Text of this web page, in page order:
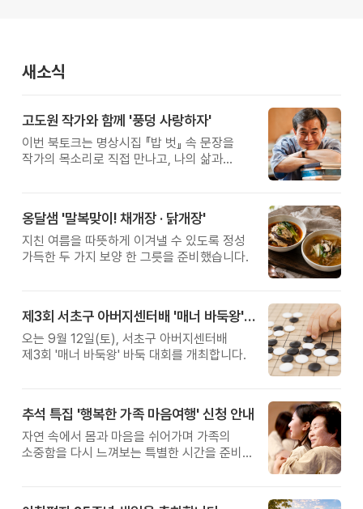
새소식
고도원 작가와 함께 '풍덩 사랑하자'
이번 북토크는 명상시집 『밥 벗』 속 문장을
작가의 목소리로 직접 만나고, 나의 삶과
옹달샘 '말복맞이! 채개장 · 닭개장'
지친 여름을 따뜻하게 이겨낼 수 있도록 정성
가득한 두 가지 보양 한 그릇을 준비했습니다.
제3회 서초구 아버지센터배 '매너 바둑왕' 대회
오는 9월 12일(토), 서초구 아버지센터배
제3회 '매너 바둑왕' 바둑 대회를 개최합니다.
추석 특집 '행복한 가족 마음여행' 신청 안내
자연 속에서 몸과 마음을 쉬어가며 가족의
소중함을 다시 느껴보는 특별한 시간을 준비해